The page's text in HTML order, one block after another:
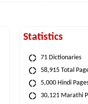
Statistics
71 Dictionaries
58,915 Total
5,000 Hindi
30,121 Marathi